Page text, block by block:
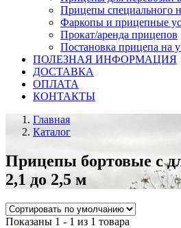
Прицепы специального
Фаркопы и прицепные
Прокат/аренда прицепов
Постановка прицепа на
ПОЛЕЗНАЯ ИНФОРМАЦИЯ
ДОСТАВКА
ОПЛАТА
КОНТАКТЫ
Главная
Каталог
Прицепы бортовые с
2,1 до 2,5 м
Показаны 1 - 1 из 1 товара